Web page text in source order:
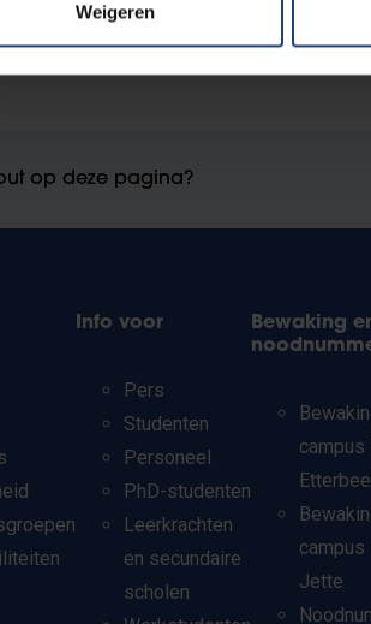
Weigeren
op deze pagina?
Info voor
Pers
Studenten
Personeel
PhD-studenten
Leerkrachten
en secundaire
scholen
Bewaking
campus
campus
Jette